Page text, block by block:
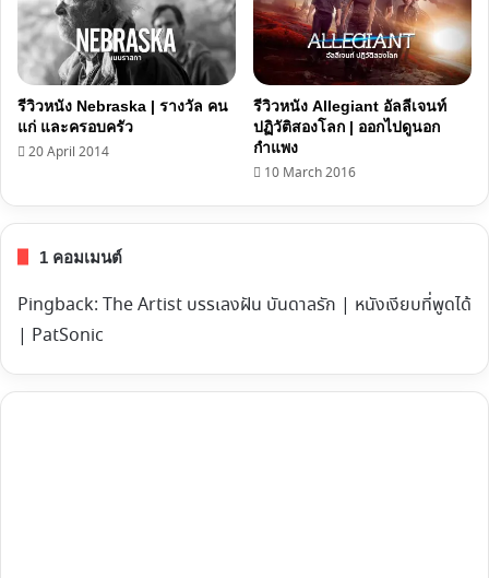
รีวิวหนัง Nebraska | รางวัล คน
แก่ และครอบครัว
20 April 2014
รีวิวหนัง Allegiant อัลลีเจนท์
ปฏิวัติสองโลก | ออกไปดูนอก
กำแพง
10 March 2016
1 คอมเมนต์
Pingback: The Artist บรรเลงฝัน บันดาลรัก | หนังเงียบที่พูดได้
| PatSonic